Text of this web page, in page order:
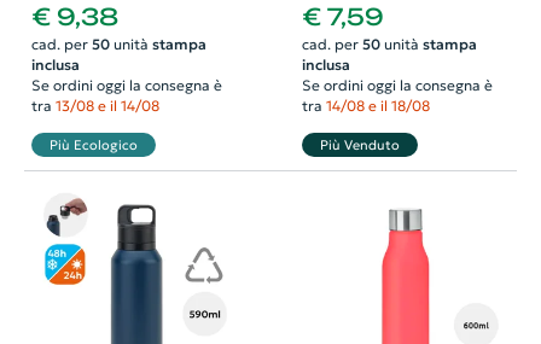
500ml
€ 9,38
cad. per 50unità stampa
inclusa
Se ordini oggi la consegna è
tra 13/08 e il 14/08
Più Ecologico
€ 7,59
cad. per 50unità stampa
inclusa
Se ordini oggi la consegna è
tra 14/08 e il 18/08
Più Venduto